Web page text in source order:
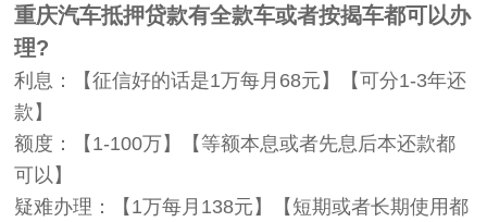
重庆汽车抵押贷款有全款车或者按揭车都可以办
理?
利息：【征信好的话是1万每月68元】【可分1-3年还
款】
额度：【1-100万】【等额本息或者先息后本还款都
可以】
疑难办理：【1万每月138元】【短期或者长期使用都